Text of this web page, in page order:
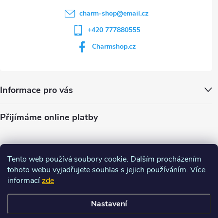
Tento web používá soubory cookie. Dalším procházením
tohoto webu vyjadřujete souhlas s jejich používáním. Více
informacízde
Nastavení
charm-shop@email.cz
+420 777880555
Charmshop.cz
Informace pro vás
Přijímáme online platby